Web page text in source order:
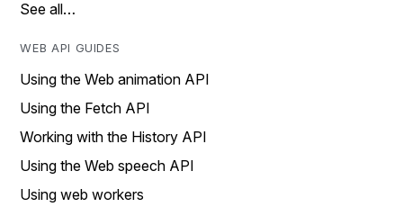
See all…
WEB API GUIDES
Using the Web animation API
Using the Fetch API
Working with the History API
Using the Web speech API
Using web workers